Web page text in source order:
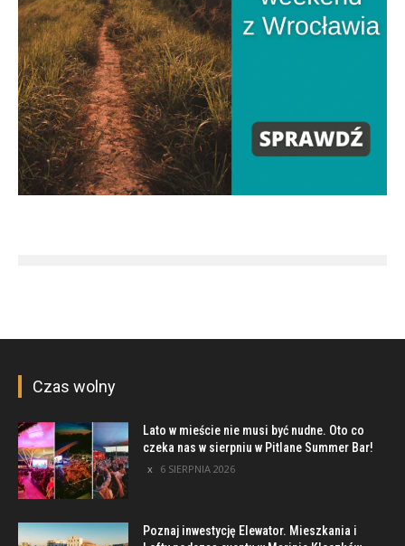
Czas wolny
Lato w mieście nie musi być nudne. Oto co
czeka nas w sierpniu w Pitlane Summer Bar!
6 SIERPNIA 2026
Poznaj inwestycję Elewator. Mieszkania i